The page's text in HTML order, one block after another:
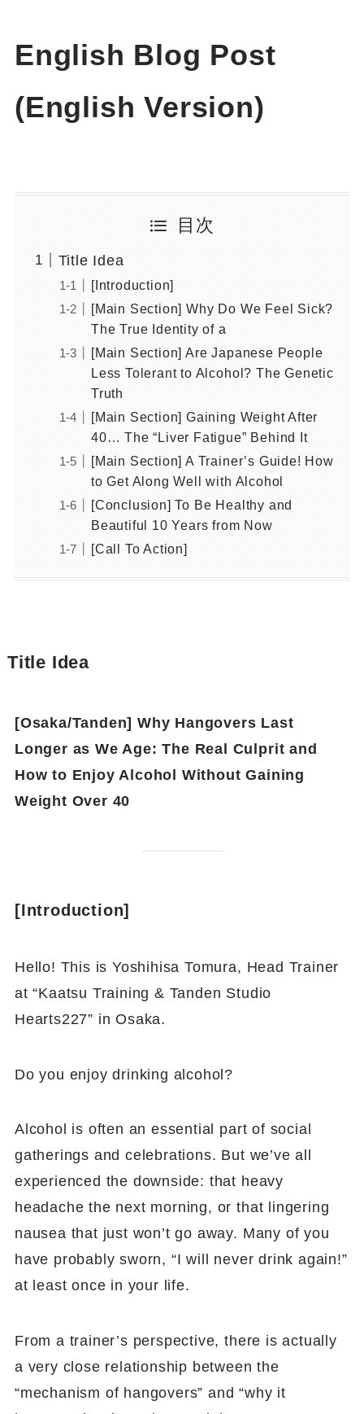
English Blog Post
(English Version)
目次
Title Idea
[Introduction]
[Main Section] Why Do We Feel Sick?
The True Identity of a
[Main Section] Are Japanese People
Less Tolerant to Alcohol? The Genetic
Truth
[Main Section] Gaining Weight After
40… The “Liver Fatigue” Behind It
[Main Section] A Trainer’s Guide! How
to Get Along Well with Alcohol
[Conclusion] To Be Healthy and
Beautiful 10 Years from Now
[Call To Action]
Title Idea
[Osaka/Tanden] Why Hangovers Last
Longer as We Age: The Real Culprit and
How to Enjoy Alcohol Without Gaining
Weight Over 40
[Introduction]
Hello! This is Yoshihisa Tomura, Head Trainer
at “Kaatsu Training & Tanden Studio
Hearts227” in Osaka.
Do you enjoy drinking alcohol?
Alcohol is often an essential part of social
gatherings and celebrations. But we’ve all
experienced the downside: that heavy
headache the next morning, or that lingering
nausea that just won’t go away. Many of you
have probably sworn, “I will never drink again!”
at least once in your life.
From a trainer’s perspective, there is actually
a very close relationship between the
“mechanism of hangovers” and “why it